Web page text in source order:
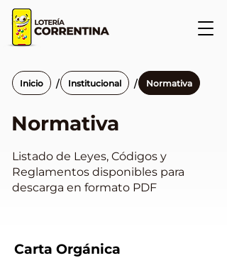
Inicio / Institucional / Normativa
Normativa
Listado de Leyes, Códigos y
Reglamentos disponibles para
descarga en formato PDF
Carta Orgánica